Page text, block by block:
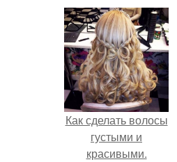
Как сделать волосы
густыми и
красивыми.